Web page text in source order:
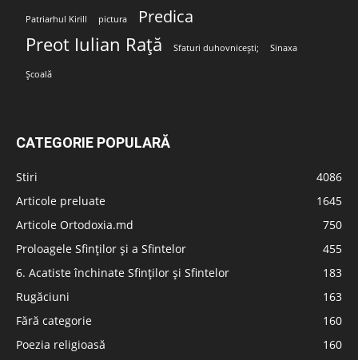
Patriarhul Kirill pictura Predica
Preot Iulian Rață Sfaturi duhovnicești; Sinaxa
Școală
CATEGORIE POPULARĂ
Stiri
4086
Articole preluate
1645
Articole Ortodoxia.md
750
Proloagele Sfinților și a Sfintelor
455
6. Acatiste închinate Sfinților și Sfintelor
183
Rugăciuni
163
Fără categorie
160
Poezia religioasă
160